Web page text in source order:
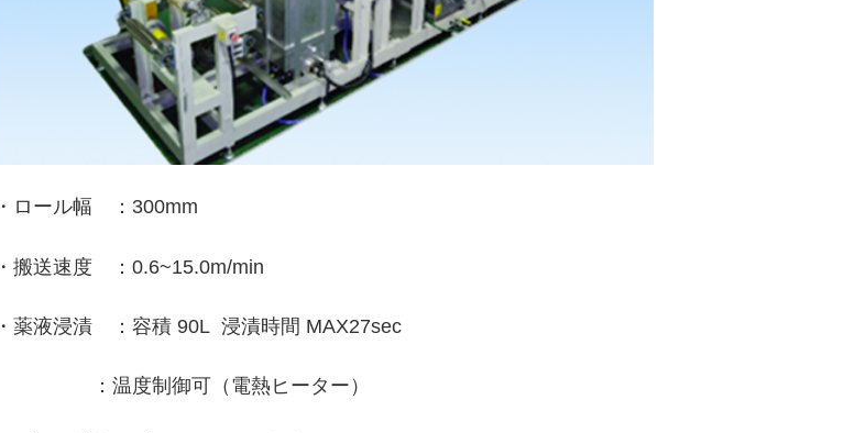
・ロール幅 ：300mm
・搬送速度 ：0.6~15.0m/min
・薬液浸漬 ：容積 90L 浸漬時間 MAX27sec
：温度制御可（電熱ヒーター）